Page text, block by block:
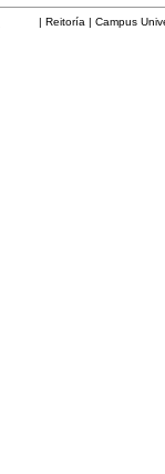
| Reitoría | Campus